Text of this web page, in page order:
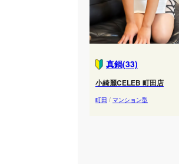
真鍋(33)
小綺麗CELEB 町田店
町田 / マンション型